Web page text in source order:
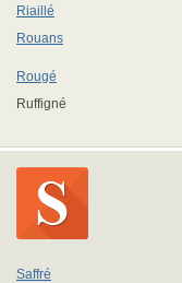
Riaillé
Rouans
Rougé
Ruffigné
Saffré